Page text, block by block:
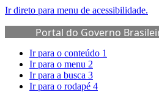
Ir direto para menu de acessibilidade.
Portal do Governo
Ir para o conteúdo 1
Ir para o menu 2
Ir para a busca 3
Ir para o rodapé 4